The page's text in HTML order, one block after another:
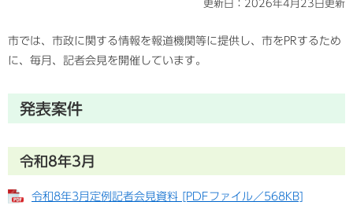
更新日：2026年4月23日更新
市では、市政に関する情報を報道機関等に提供し、市をPRするため
に、毎月、記者会見を開催しています。
発表案件
令和8年3月
令和8年3月定例記者会見資料 [PDFファイル／568KB]